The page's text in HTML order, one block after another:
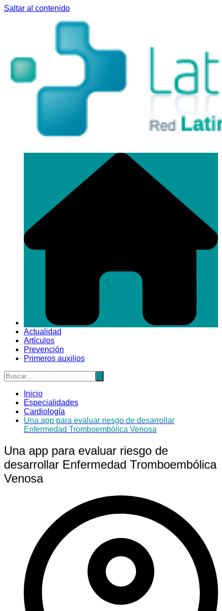
Saltar al contenido
Actualidad
Artículos
Prevención
Primeros auxilios
Inicio
Especialidades
Cardiología
Una app para evaluar riesgo de desarrollar
Enfermedad Tromboembólica Venosa
Una app para evaluar riesgo de
desarrollar Enfermedad Tromboembólica
Venosa